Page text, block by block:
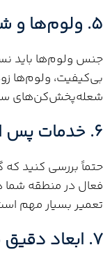
۵. ولوم‌ها و شعله‌پخش‌کن‌ها اهمیت دارند
جنس ولوم‌ها باید
بی‌کیفیت، ولوم‌ها
شعله‌پخش‌کن‌های
۶. خدمات پس از فروش را جدی بگیرید
حتماً بررسی کنید که
فعال در منطقه
تعمیر بسیار مهم
۷. ابعاد دقیق محل نصب را بگیرید